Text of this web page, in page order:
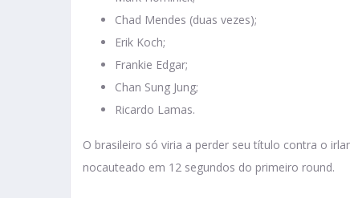
Chad Mendes (duas vezes);
Erik Koch;
Frankie Edgar;
Chan Sung Jung;
Ricardo Lamas.
O brasileiro só viria a perder seu título contra o
nocauteado em 12 segundos do primeiro round.